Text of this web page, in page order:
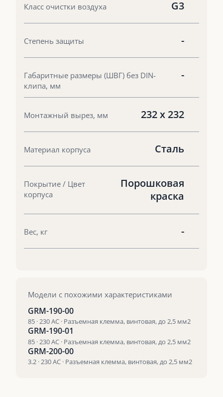
Класс очистки воздуха G3
Степень защиты -
Габаритные размеры (ШВГ) без DIN-
клипа, мм
-
Монтажный вырез, мм 232 х 232
Материал корпуса Сталь
Покрытие / Цвет
корпуса
Порошковая
краска
Вес, кг -
Модели с похожими характеристиками
GRM-190-00
85 · 230 AC · Разъемная клемма, винтовая, до 2,5 мм2
GRM-190-01
85 · 230 AC · Разъемная клемма, винтовая, до 2,5 мм2
GRM-200-00
3.2 · 230 AC · Разъемная клемма, винтовая, до 2,5 мм2